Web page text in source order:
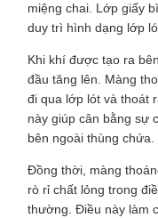
miệng chai. Lớp giấy
duy trì hình dạng lớp
Khi khí được tạo ra
đầu tăng lên. Màng
đi qua lớp lót và thoát
này giúp cân bằng sự
bên ngoài thùng chứa.
Đồng thời, màng
rò rỉ chất lỏng trong
thường. Điều này làm